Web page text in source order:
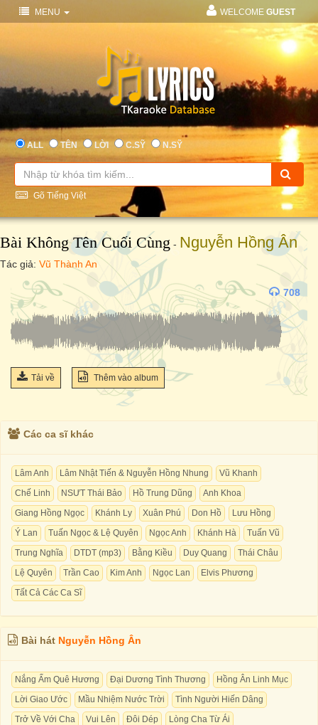
MENU WELCOME GUEST
ALL TÊN LỜI C.SỸ N.SỸ
Gõ Tiếng Việt
Bài Không Tên Cuối Cùng - Nguyễn Hồng Ân
Tác giả: Vũ Thành An
708
Tải về Thêm vào album
Các ca sĩ khác
Lâm Anh Lâm Nhật Tiến & Nguyễn Hồng Nhung
Vũ Khanh
Chế Linh
NSƯT Thái Bảo Hồ Trung Dũng
Anh Khoa
Giang Hồng Ngọc
Khánh Ly Xuân Phú Don Hồ
Lưu Hồng
Ý Lan
Tuấn Ngọc & Lệ Quyên Ngọc Anh Khánh Hà
Tuấn Vũ
Trung Nghĩa
DTDT (mp3) Bằng Kiều Duy Quang
Thái Châu
Lệ Quyên
Trần Cao Kim Anh Ngọc Lan
Elvis Phương
Tất Cả Các Ca Sĩ
Bài hát Nguyễn Hồng Ân
Nắng Ấm Quê Hương Đại Dương Tình Thương
Hồng Ân Linh Mục
Lời Giao Ước
Mầu Nhiệm Nước Trời
Tình Người Hiến Dâng
Trở Về Với Cha
Vui Lên Đôi Dép
Lòng Cha Từ Ái